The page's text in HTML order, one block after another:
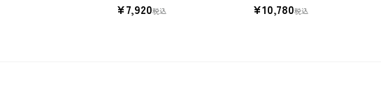
¥7,920税込 ¥10,780税込